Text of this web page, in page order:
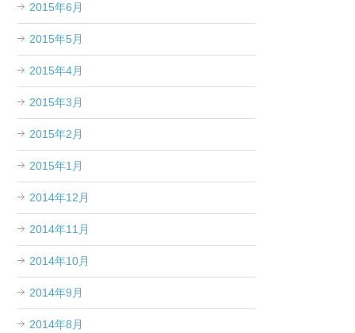
2015年6月
2015年5月
2015年4月
2015年3月
2015年2月
2015年1月
2014年12月
2014年11月
2014年10月
2014年9月
2014年8月